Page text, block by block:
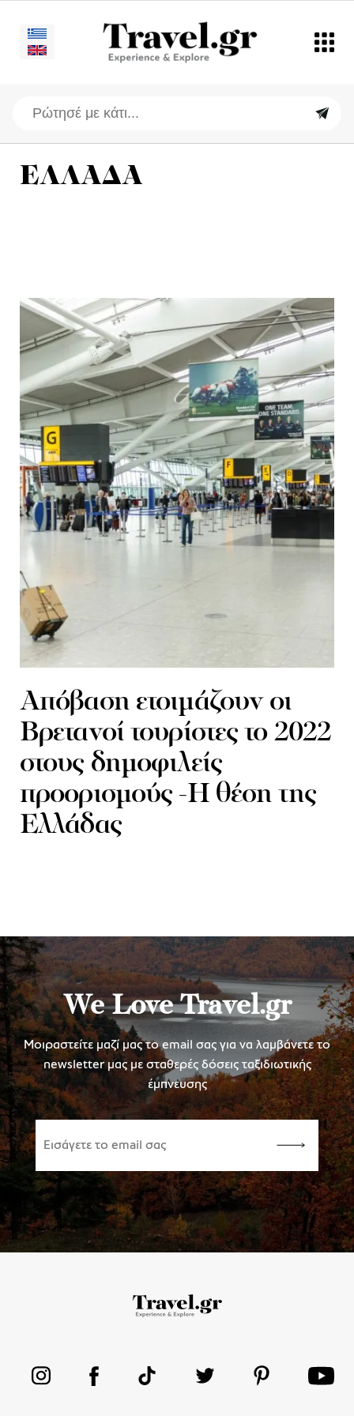
ΕΛΛΑΔΑ
Απόβαση ετοιμάζουν οι
Βρετανοί τουρίστες το 2022
στους δημοφιλείς
προορισμούς -Η θέση της
Ελλάδας
We Love Travel.gr
Μοιραστείτε μαζί μας το email σας για να λαμβάνετε το
newsletter μας με σταθερές δόσεις ταξιδιωτικής
έμπνευσης